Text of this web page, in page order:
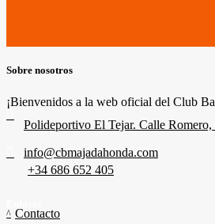
Sobre nosotros
¡Bienvenidos a la web oficial del Club
Polideportivo El Tejar. Calle Romero,
info@cbmajadahonda.com
+34 686 652 405
Contacto